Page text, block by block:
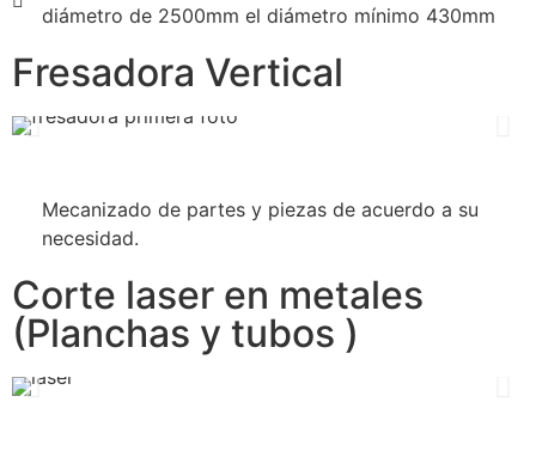
diámetro de 2500mm el diámetro mínimo 430mm
Fresadora Vertical
Mecanizado de partes y piezas de acuerdo a su
necesidad.
Corte laser en metales
(Planchas y tubos )